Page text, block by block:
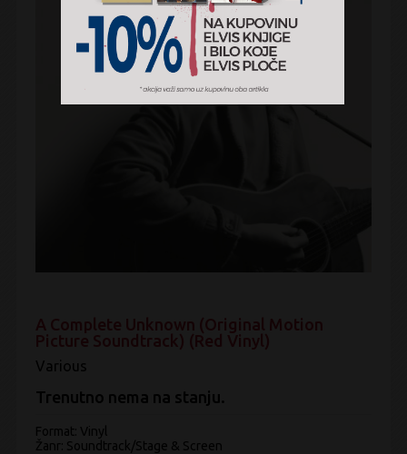
Various
Trenutno nema na stanju.
Format: Vinyl
Žanr: Soundtrack/Stage & Screen